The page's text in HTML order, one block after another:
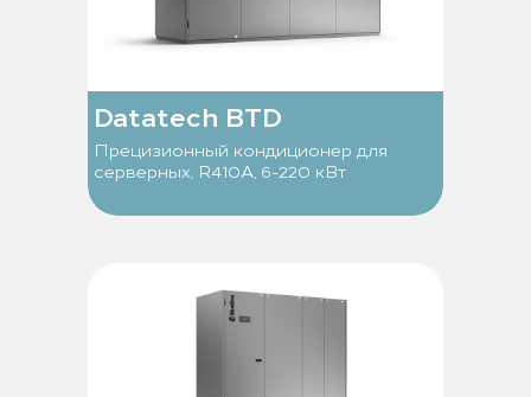
Datatech BTD
Прецизионный кондиционер для
серверных, R410A, 6-220 кВт